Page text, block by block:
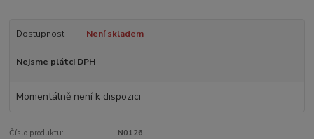
Dostupnost Není skladem
Nejsme plátci DPH
Momentálně není k dispozici
Číslo produktu: N0126